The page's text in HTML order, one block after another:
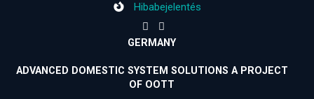
Hibabejelentés
GERMANY
ADVANCED DOMESTIC SYSTEM SOLUTIONS A PROJECT
OF OOTT